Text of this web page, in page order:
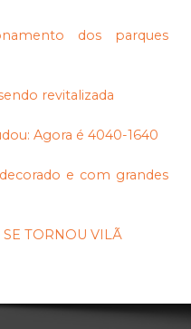
dos parques
revitalizada
Agora é 4040-1640
e com grandes
SE TORNOU VILÃ